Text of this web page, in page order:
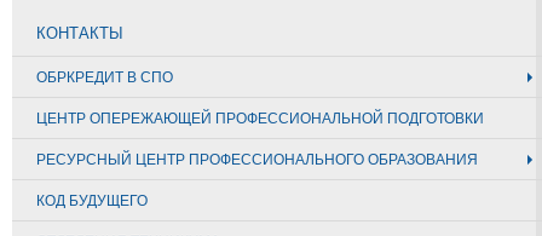
КОНТАКТЫ
ОБРКРЕДИТ В СПО
ЦЕНТР ОПЕРЕЖАЮЩЕЙ ПРОФЕССИОНАЛЬНОЙ ПОДГОТОВКИ
РЕСУРСНЫЙ ЦЕНТР ПРОФЕССИОНАЛЬНОГО ОБРАЗОВАНИЯ
КОД БУДУЩЕГО